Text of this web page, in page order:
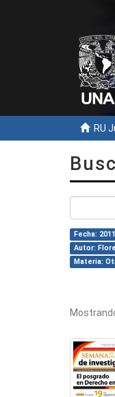
RU
Fecha:
Autor:
Materia: